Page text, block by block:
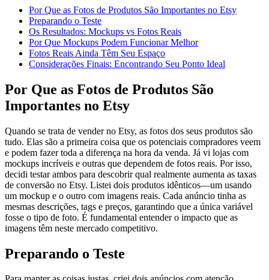
Por Que as Fotos de Produtos São Importantes no Etsy
Preparando o Teste
Os Resultados: Mockups vs Fotos Reais
Por Que Mockups Podem Funcionar Melhor
Fotos Reais Ainda Têm Seu Espaço
Considerações Finais: Encontrando Seu Ponto Ideal
Por Que as Fotos de Produtos São
Importantes no Etsy
Quando se trata de vender no Etsy, as fotos dos seus produtos são
tudo. Elas são a primeira coisa que os potenciais compradores veem
e podem fazer toda a diferença na hora da venda. Já vi lojas com
mockups incríveis e outras que dependem de fotos reais. Por isso,
decidi testar ambos para descobrir qual realmente aumenta as taxas
de conversão no Etsy. Listei dois produtos idênticos—um usando
um mockup e o outro com imagens reais. Cada anúncio tinha as
mesmas descrições, tags e preços, garantindo que a única variável
fosse o tipo de foto. É fundamental entender o impacto que as
imagens têm neste mercado competitivo.
Preparando o Teste